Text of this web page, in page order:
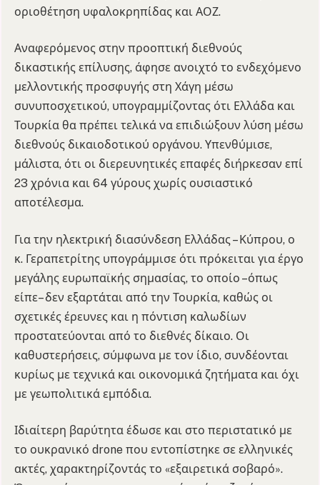
οριοθέτηση υφαλοκρηπίδας και ΑΟΖ.
Αναφερόμενος στην προοπτική διεθνούς
δικαστικής επίλυσης, άφησε ανοιχτό το ενδεχόμενο
μελλοντικής προσφυγής στη Χάγη μέσω
συνυποσχετικού, υπογραμμίζοντας ότι Ελλάδα και
Τουρκία θα πρέπει τελικά να επιδιώξουν λύση μέσω
διεθνούς δικαιοδοτικού οργάνου. Υπενθύμισε,
μάλιστα, ότι οι διερευνητικές επαφές διήρκεσαν επί
23 χρόνια και 64 γύρους χωρίς ουσιαστικό
αποτέλεσμα.
Για την ηλεκτρική διασύνδεση Ελλάδας – Κύπρου, ο
κ. Γεραπετρίτης υπογράμμισε ότι πρόκειται για έργο
μεγάλης ευρωπαϊκής σημασίας, το οποίο –όπως
είπε– δεν εξαρτάται από την Τουρκία, καθώς οι
σχετικές έρευνες και η πόντιση καλωδίων
προστατεύονται από το διεθνές δίκαιο. Οι
καθυστερήσεις, σύμφωνα με τον ίδιο, συνδέονται
κυρίως με τεχνικά και οικονομικά ζητήματα και όχι
με γεωπολιτικά εμπόδια.
Ιδιαίτερη βαρύτητα έδωσε και στο περιστατικό με
το ουκρανικό drone που εντοπίστηκε σε ελληνικές
ακτές, χαρακτηρίζοντάς το «εξαιρετικά σοβαρό».